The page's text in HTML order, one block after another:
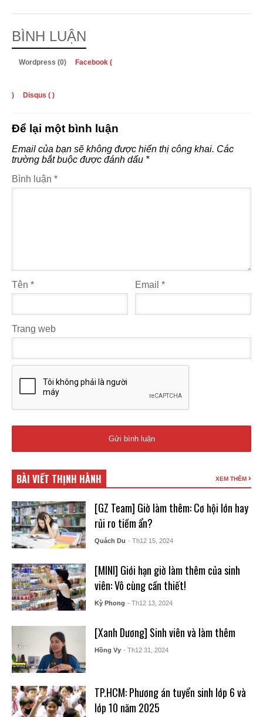
BÌNH LUẬN
Wordpress (0) Facebook (
) Disqus ( )
Để lại một bình luận
Email của bạn sẽ không được hiển thị công khai. Các
trường bắt buộc được đánh dấu *
Bình luận *
Tên * Email*
Trang web
BÀI VIẾT THỊNH HÀNH XEM THÊM
[GZ Team] Giờ làm thêm: Cơ hội lớn hay
rủi ro tiềm ẩn?
Quách Du - Th12 15, 2024
[MINI] Giới hạn giờ làm thêm của sinh
viên: Vô cùng cần thiết!
Kỳ Phong - Th12 13, 2024
[Xanh Dương] Sinh viên và làm thêm
Hồng Vy - Th12 31, 2024
TP.HCM: Phương án tuyển sinh lớp 6 và
lớp 10 năm 2025